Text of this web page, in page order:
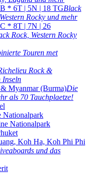
* 6T | 5N | 18 TGBlack
Rocky und mehr
* 8T | 7N | 26
Rock, Western Rocky
Touren met
Rock &
Inseln
Myanmar (Burma)Die
als 70 Tauchplaetze!
Nationalpark
Nationalpark
Koh Ha, Koh Phi Phi
und das